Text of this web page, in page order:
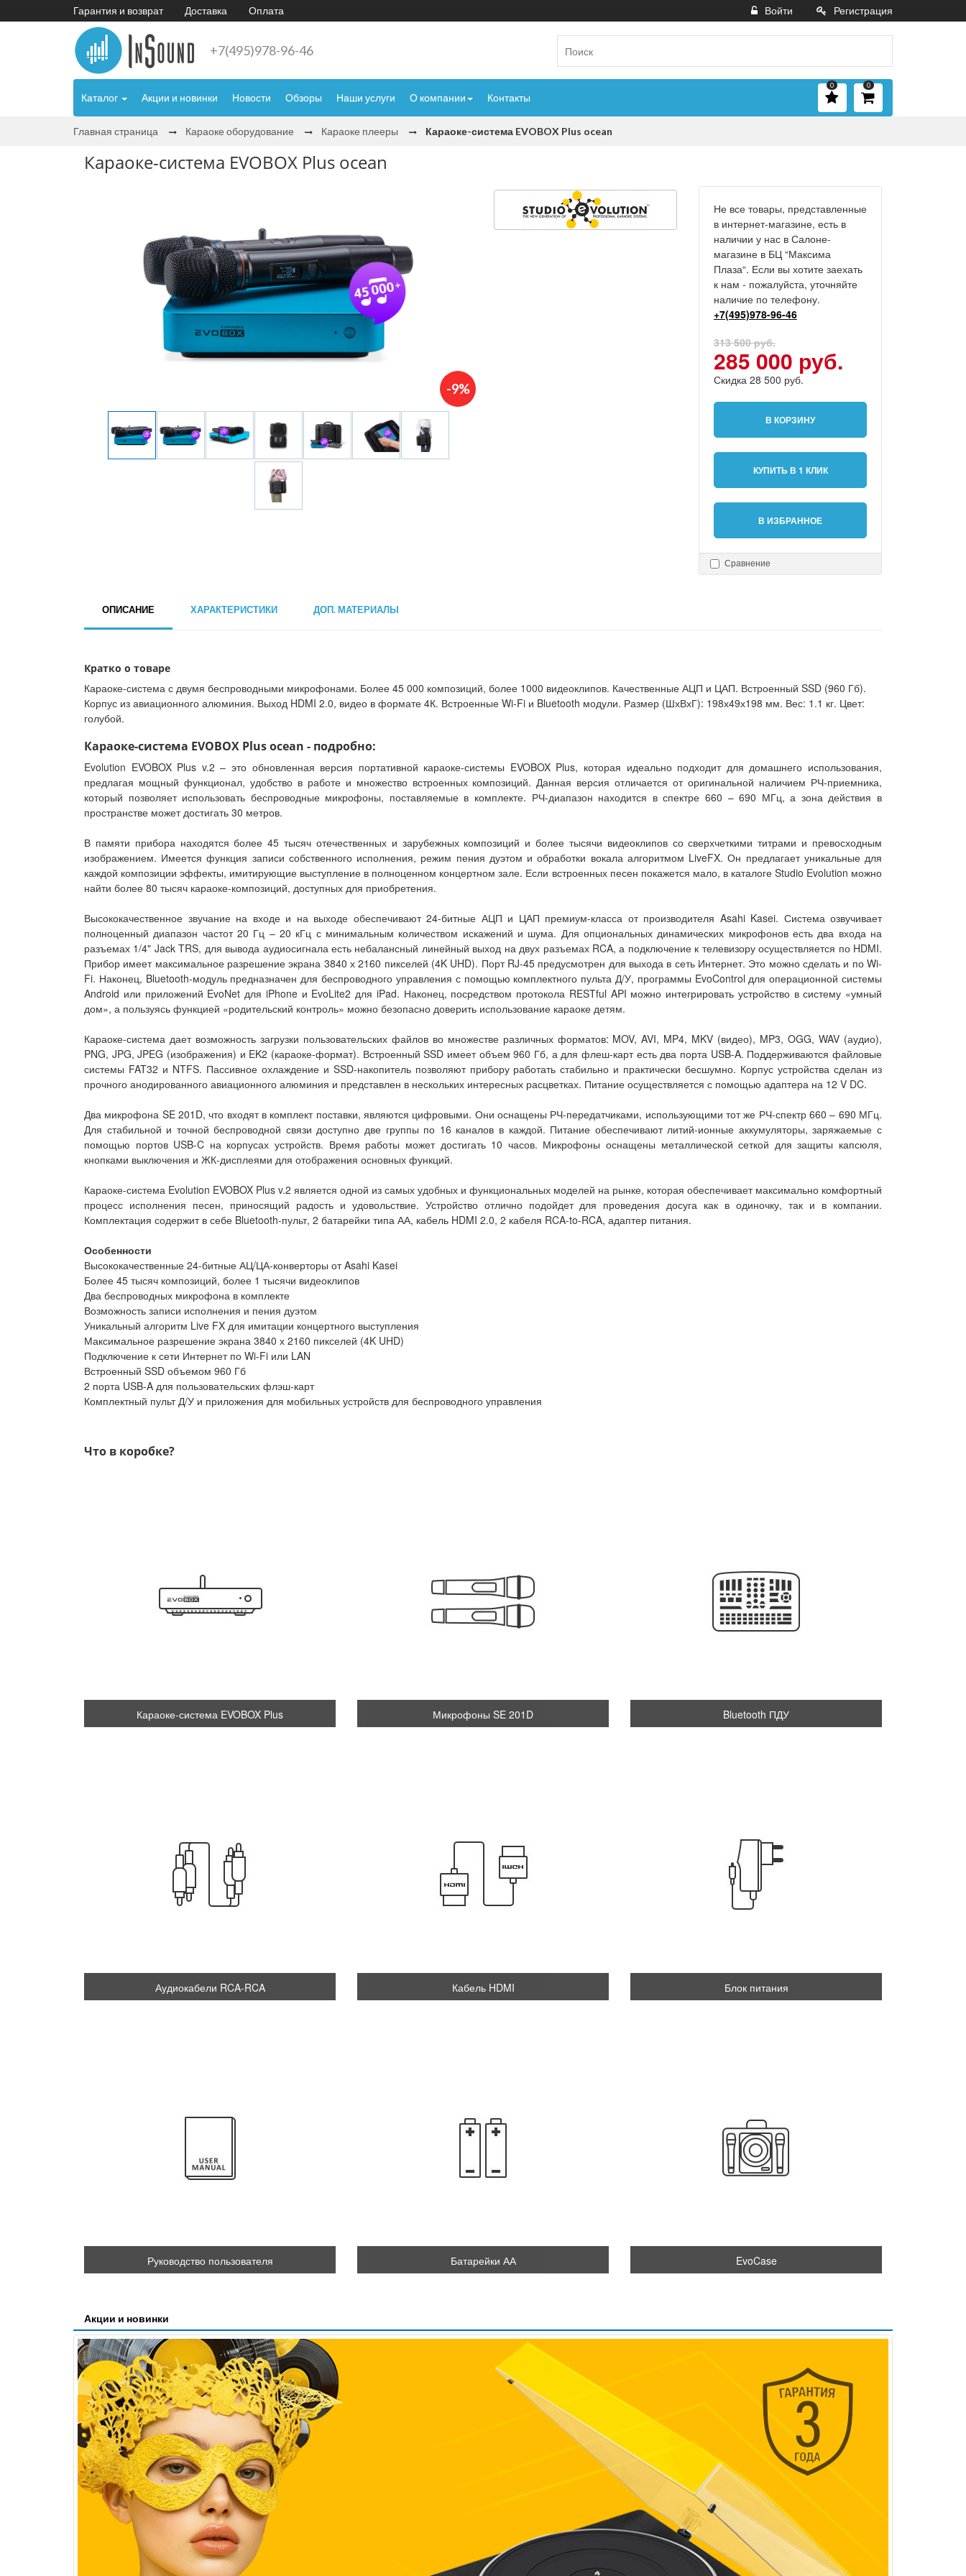
Гарантия и возврат Доставка Оплата Войти Регистрация
+7(495)978-96-46
Каталог Акции и новинки Новости Обзоры Наши услуги О компании Контакты
0
0
Главная страница Караоке оборудование Караоке плееры Караоке-система EVOBOX Plus ocean
Караоке-система EVOBOX Plus ocean
-9%
Не все товары, представленные
в интернет-магазине, есть в
наличии у нас в Салоне-
магазине в БЦ “Максима
Плаза“. Если вы хотите заехать
к нам - пожалуйста, уточняйте
наличие по телефону.
+7(495)978-96-46
313 500 руб.
285 000 руб.
Скидка 28 500 руб.
В КОРЗИНУ
КУПИТЬ В 1 КЛИК
В ИЗБРАННОЕ
Сравнение
ОПИСАНИЕ ХАРАКТЕРИСТИКИ ДОП. МАТЕРИАЛЫ
Кратко о товаре
Караоке-система с двумя беспроводными микрофонами. Более 45 000 композиций, более 1000 видеоклипов. Качественные АЦП и ЦАП. Встроенный SSD (960 Гб).
Корпус из авиационного алюминия. Выход HDMI 2.0, видео в формате 4К. Встроенные Wi-Fi и Bluetooth модули. Размер (ШхВхГ): 198х49х198 мм. Вес: 1.1 кг. Цвет:
голубой.
Караоке-система EVOBOX Plus ocean - подробно:
Evolution EVOBOX Plus v.2 – это обновленная версия портативной караоке-системы EVOBOX Plus, которая идеально подходит для домашнего использования,
предлагая мощный функционал, удобство в работе и множество встроенных композиций. Данная версия отличается от оригинальной наличием РЧ-приемника,
который позволяет использовать беспроводные микрофоны, поставляемые в комплекте. РЧ-диапазон находится в спектре 660 – 690 МГц, а зона действия в
пространстве может достигать 30 метров.
В памяти прибора находятся более 45 тысяч отечественных и зарубежных композиций и более тысячи видеоклипов со сверхчеткими титрами и превосходным
изображением. Имеется функция записи собственного исполнения, режим пения дуэтом и обработки вокала алгоритмом LiveFX. Он предлагает уникальные для
каждой композиции эффекты, имитирующие выступление в полноценном концертном зале. Если встроенных песен покажется мало, в каталоге Studio Evolution можно
найти более 80 тысяч караоке-композиций, доступных для приобретения.
Высококачественное звучание на входе и на выходе обеспечивают 24-битные АЦП и ЦАП премиум-класса от производителя Asahi Kasei. Система озвучивает
полноценный диапазон частот 20 Гц – 20 кГц с минимальным количеством искажений и шума. Для опциональных динамических микрофонов есть два входа на
разъемах 1/4" Jack TRS, для вывода аудиосигнала есть небалансный линейный выход на двух разъемах RCA, а подключение к телевизору осуществляется по HDMI.
Прибор имеет максимальное разрешение экрана 3840 х 2160 пикселей (4K UHD). Порт RJ-45 предусмотрен для выхода в сеть Интернет. Это можно сделать и по Wi-
Fi. Наконец, Bluetooth-модуль предназначен для беспроводного управления с помощью комплектного пульта Д/У, программы EvoControl для операционной системы
Android или приложений EvoNet для iPhone и EvoLite2 для iPad. Наконец, посредством протокола RESTful API можно интегрировать устройство в систему «умный
дом», а пользуясь функцией «родительский контроль» можно безопасно доверить использование караоке детям.
Караоке-система дает возможность загрузки пользовательских файлов во множестве различных форматов: MOV, AVI, MP4, MKV (видео), MP3, OGG, WAV (аудио),
PNG, JPG, JPEG (изображения) и EK2 (караоке-формат). Встроенный SSD имеет объем 960 Гб, а для флеш-карт есть два порта USB-A. Поддерживаются файловые
системы FAT32 и NTFS. Пассивное охлаждение и SSD-накопитель позволяют прибору работать стабильно и практически бесшумно. Корпус устройства сделан из
прочного анодированного авиационного алюминия и представлен в нескольких интересных расцветках. Питание осуществляется с помощью адаптера на 12 V DC.
Два микрофона SE 201D, что входят в комплект поставки, являются цифровыми. Они оснащены РЧ-передатчиками, использующими тот же РЧ-спектр 660 – 690 МГц.
Для стабильной и точной беспроводной связи доступно две группы по 16 каналов в каждой. Питание обеспечивают литий-ионные аккумуляторы, заряжаемые с
помощью портов USB-C на корпусах устройств. Время работы может достигать 10 часов. Микрофоны оснащены металлической сеткой для защиты капсюля,
кнопками выключения и ЖК-дисплеями для отображения основных функций.
Караоке-система Evolution EVOBOX Plus v.2 является одной из самых удобных и функциональных моделей на рынке, которая обеспечивает максимально комфортный
процесс исполнения песен, приносящий радость и удовольствие. Устройство отлично подойдет для проведения досуга как в одиночку, так и в компании.
Комплектация содержит в себе Bluetooth-пульт, 2 батарейки типа АА, кабель HDMI 2.0, 2 кабеля RCA-to-RCA, адаптер питания.
Особенности
Высококачественные 24-битные АЦ/ЦА-конверторы от Asahi Kasei
Более 45 тысяч композиций, более 1 тысячи видеоклипов
Два беспроводных микрофона в комплекте
Возможность записи исполнения и пения дуэтом
Уникальный алгоритм Live FX для имитации концертного выступления
Максимальное разрешение экрана 3840 х 2160 пикселей (4K UHD)
Подключение к сети Интернет по Wi-Fi или LAN
Встроенный SSD объемом 960 Гб
2 порта USB-A для пользовательских флэш-карт
Комплектный пульт Д/У и приложения для мобильных устройств для беспроводного управления
Что в коробке?
Караоке-система EVOBOX Plus Микрофоны SE 201D Bluetooth ПДУ
Аудиокабели RCA-RCA Кабель HDMI Блок питания
Руководство пользователя Батарейки АА EvoCase
Акции и новинки